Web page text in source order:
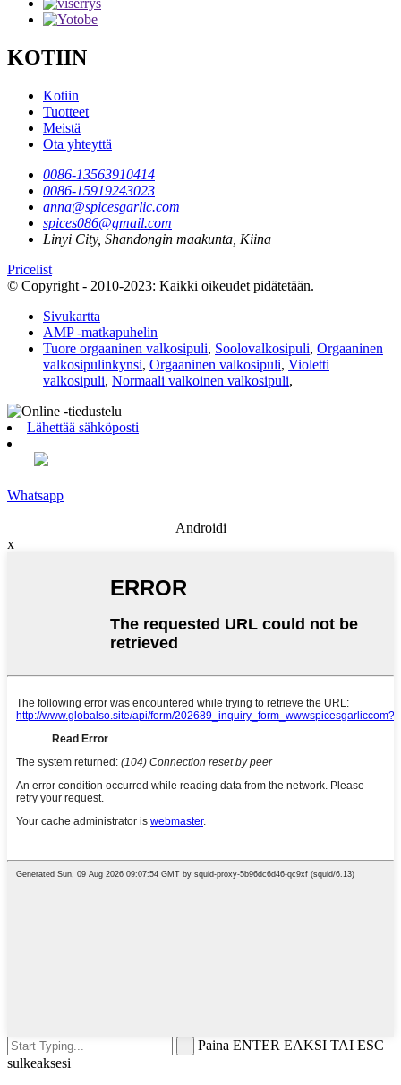
KOTIIN
Kotiin
Tuotteet
Meistä
Ota yhteyttä
0086-13563910414
0086-15919243023
anna@spicesgarlic.com
spices086@gmail.com
Linyi City, Shandongin maakunta, Kiina
Pricelist
© Copyright - 2010-2023: Kaikki oikeudet pidätetään.
Sivukartta
AMP -matkapuhelin
Tuore orgaaninen valkosipuli, Soolovalkosipuli, Orgaaninen
valkosipulinkynsi, Orgaaninen valkosipuli, Violetti
valkosipuli, Normaali valkoinen valkosipuli,
Lähettää sähköposti
Whatsapp
Androidi
x
Paina ENTER EAKSI TAI ESC
sulkeaksesi